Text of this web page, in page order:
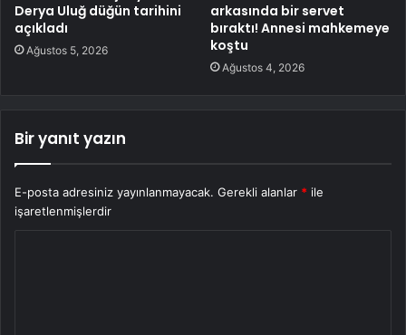
Derya Uluğ düğün tarihini
açıkladı
Ağustos 5, 2026
arkasında bir servet
bıraktı! Annesi mahkemeye
koştu
Ağustos 4, 2026
Bir yanıt yazın
E-posta adresiniz yayınlanmayacak. Gerekli alanlar * ile
işaretlenmişlerdir